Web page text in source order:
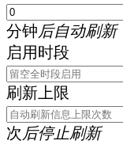
分钟后自动刷新
启用时段
刷新上限
次 后停止刷新